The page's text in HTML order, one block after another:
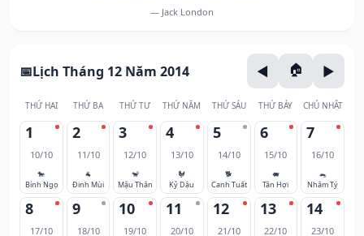
— Jack London
Lịch Tháng 12 Năm 2014
THỨ HAI THỨ BA THỨ TƯ THỨ NĂM THỨ SÁU THỨ BẢY CHỦ NHẬT
1
10/10
🐎
Bính Ngọ
2
11/10
🐐
Đinh Mùi
3
12/10
🐒
Mậu Thân
4
13/10
🐓
Kỷ Dậu
5
14/10
🐕
Canh Tuất
6
15/10
🐖
Tân Hợi
7
16/10
🐀
Nhâm Tý
8
17/10
9
18/10
10
19/10
11
20/10
12
21/10
13
22/10
14
23/10